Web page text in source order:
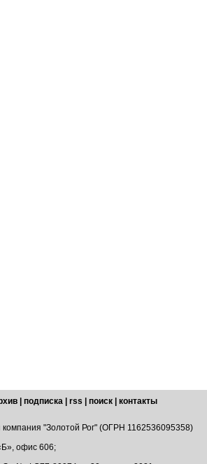
подписка rss поиск
контакты
компания "Золотой Рог" (ОГРН 1162536095358)
офис 606;